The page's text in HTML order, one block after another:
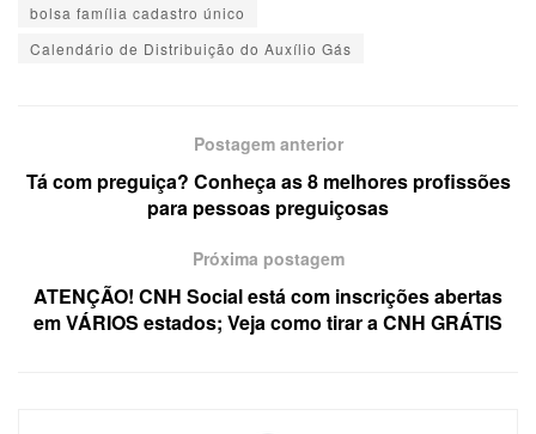
bolsa família cadastro único
Calendário de Distribuição do Auxílio Gás
Postagem anterior
Tá com preguiça? Conheça as 8 melhores profissões
para pessoas preguiçosas
Próxima postagem
ATENÇÃO! CNH Social está com inscrições abertas
em VÁRIOS estados; Veja como tirar a CNH GRÁTIS